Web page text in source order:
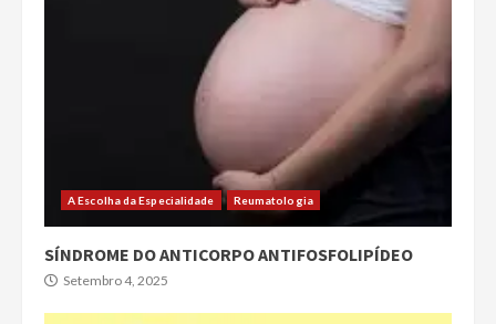
A Escolha da Especialidade Reumatologia
SÍNDROME DO ANTICORPO ANTIFOSFOLIPÍDEO
Setembro 4, 2025